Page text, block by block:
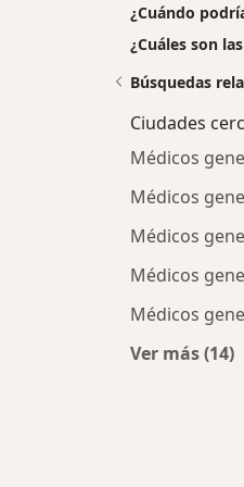
¿Cuándo
¿Cuáles son
Búsquedas
Ciudades
Médicos
Médicos
Médicos
Médicos
Médicos
Ver más (14)